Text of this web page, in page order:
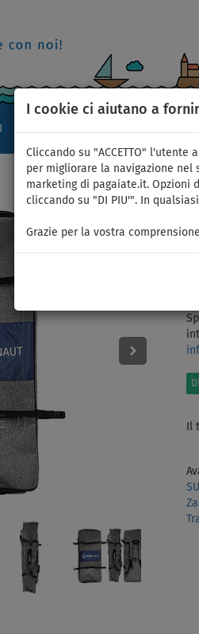
I cookie ci aiutano a
Cliccando su "ACCETTO"
per migliorare la navigazione
marketing di pagaiate.it. Opzioni
cliccando su "DI PIU'". In
Grazie per la vostra
Il